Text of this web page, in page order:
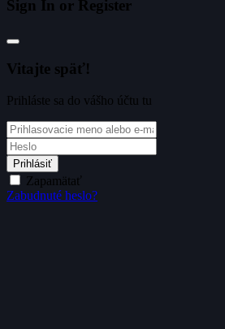
Sign In or Register
Vitajte späť!
Prihláste sa do vášho účtu tu
Prihlásiť
Zapamätať
Zabudnuté heslo?